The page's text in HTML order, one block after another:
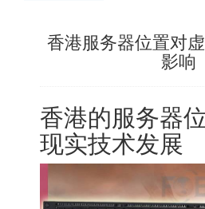
香港服务器位置对
影响
香港的服务器
现实技术发展